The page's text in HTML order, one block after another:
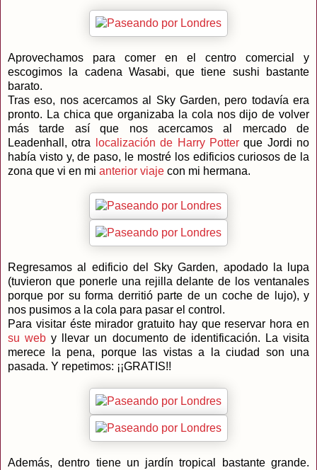
Aprovechamos para comer en el centro comercial y
escogimos la cadena Wasabi, que tiene sushi bastante
barato.
Tras eso, nos acercamos al Sky Garden, pero todavía era
pronto. La chica que organizaba la cola nos dijo de volver
más tarde así que nos acercamos al mercado de
Leadenhall, otra
localización de Harry Potterque Jordi no
había visto y, de paso, le mostré los edificios curiosos de la
zona que vi en mi anterior viaje con mi hermana.
Regresamos al edificio del Sky Garden, apodado la lupa
(tuvieron que ponerle una rejilla delante de los ventanales
porque por su forma derritió parte de un coche de lujo), y
nos pusimos a la cola para pasar el control.
Para visitar éste mirador gratuito hay que reservar hora en
su web y llevar un documento de identificación. La visita
merece la pena, porque las vistas a la ciudad son una
pasada. Y repetimos: ¡¡GRATIS!!
Además, dentro tiene un jardín tropical bastante grande.